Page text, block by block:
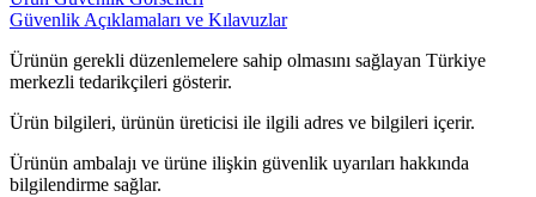
Güvenlik Açıklamaları ve Kılavuzlar
Ürünün gerekli düzenlemelere sahip olmasını sağlayan Türkiye
merkezli tedarikçileri gösterir.
Ürün bilgileri, ürünün üreticisi ile ilgili adres ve bilgileri içerir.
Ürünün ambalajı ve ürüne ilişkin güvenlik uyarıları hakkında
bilgilendirme sağlar.